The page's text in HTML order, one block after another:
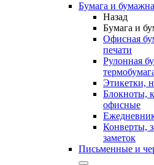
Бумага и
Назад
Бумага и
Офисная
печати
Рулонная
Этикетки,
Блокноты,
офисные
Конверты,
заметок
Письменные и